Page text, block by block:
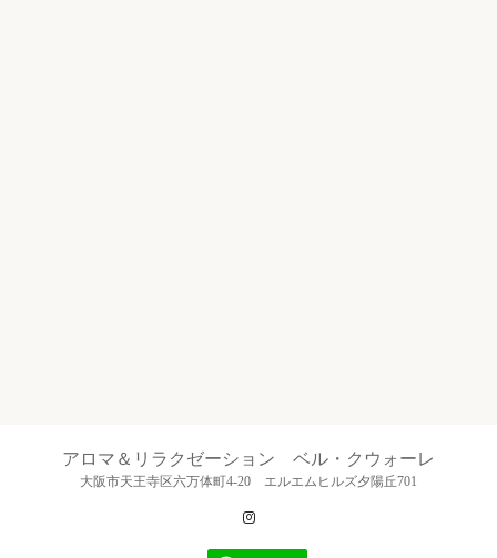
アロマ＆リラクゼーション ベル・クウォーレ
大阪市天王寺区六万体町4-20 エルエムヒルズ夕陽丘701